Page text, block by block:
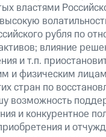
властями
рубля по
влияние
и т.п.
и физическим
стран по
возможность
и конкурентное
и